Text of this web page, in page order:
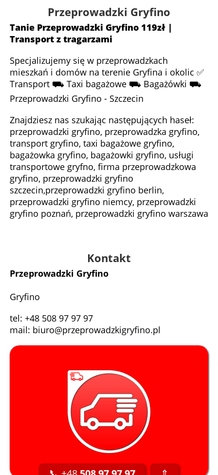
Przeprowadzki Gryfino
Tanie Przeprowadzki Gryfino 119zł |
Transport z tragarzami
Specjalizujemy się w przeprowadzkach
mieszkań i domów na terenie Gryfina i okolic ✅
Transport ⛟ Taxi bagażowe ⛟ Bagażówki ⛟
Przeprowadzki Gryfino - Szczecin
Znajdziesz nas szukając następujących haseł:
przeprowadzki gryfino, przeprowadzka gryfino,
transport gryfino, taxi bagażowe gryfino,
bagażowka gryfino, bagażowki gryfino, usługi
transportowe gryfno, firma przeprowadzkowa
gryfino, przeprowadzki gryfino
szczecin,przeprowadzki gryfino berlin,
przeprowadzki gryfino niemcy, przeprowadzki
gryfino poznań, przeprowadzki gryfino warszawa
Kontakt
Przeprowadzki Gryfino
Gryfino
tel: +48 508 97 97 97
mail: biuro@przeprowadzkigryfino.pl